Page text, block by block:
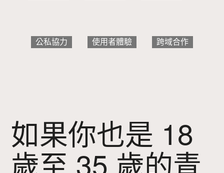
公私協力 使用者體驗 跨域合作
如果你也是 18
歲至 35 歲的青